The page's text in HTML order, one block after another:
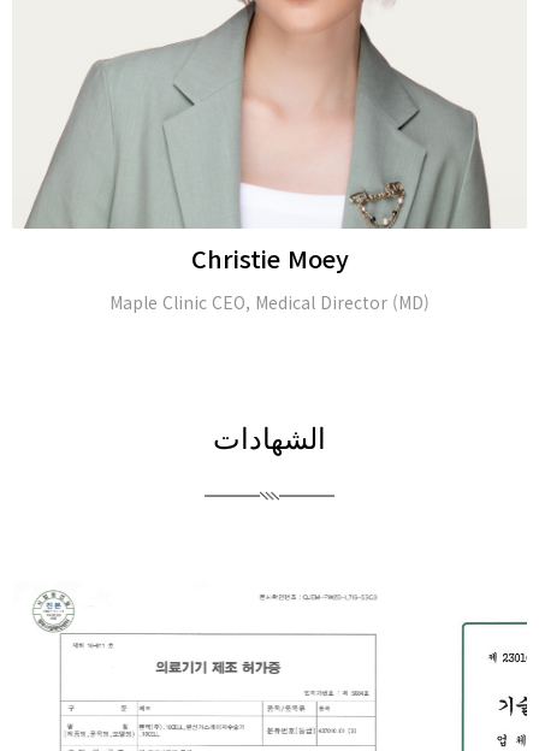
Alina Tomasheva
Dermatologist
الشهادات